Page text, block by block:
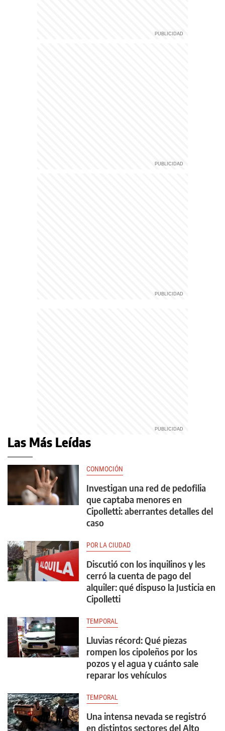
Las Más Leídas
CONMOCIÓN
Investigan una red de pedofilia
que captaba menores en
Cipolletti: aberrantes detalles del
caso
POR LA CIUDAD
Discutió con los inquilinos y les
cerró la cuenta de pago del
alquiler: qué dispuso la Justicia en
Cipolletti
TEMPORAL
Lluvias récord: Qué piezas
rompen los cipoleños por los
pozos y el agua y cuánto sale
reparar los vehículos
TEMPORAL
Una intensa nevada se registró
en distintos sectores del Alto